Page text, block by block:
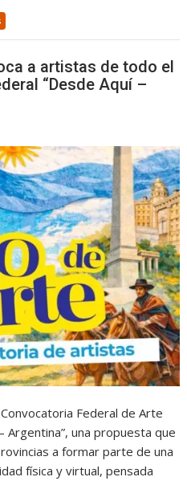
a artistas de todo el
“Desde Aquí –
Federal de Arte
Argentina”, una propuesta que
a formar parte de una
física y virtual, pensada